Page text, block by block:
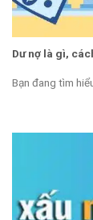
Dư nợ là gì,
Bạn đang tìm